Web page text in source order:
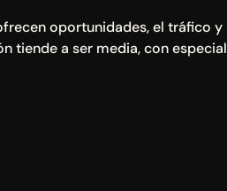
oportunidades, el tráfico y
tiende a ser media, con especial